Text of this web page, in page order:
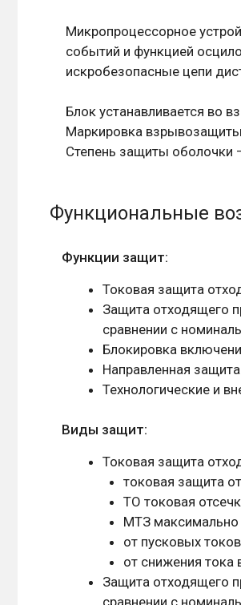
Микропроцессорное
событий и функцией
искробезопасные цепи
Блок устанавливается во
Маркировка
Степень защиты оболочки
Функциональные
Функции защит:
Токовая защита
Защита отходящего
сравнении с
Блокировка
Направленная
Технологические и
Виды защит:
Токовая защита
токовая защита
ТО токовая
МТЗ максимально
от пусковых
от снижения тока
Защита отходящего